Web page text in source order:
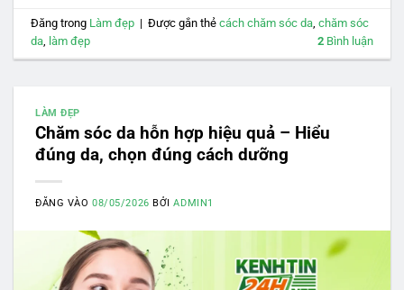
Đăng trong Làm đẹp | Được gắn thẻcách chăm sóc da,chăm sóc
da, làm đẹp 2Bình luận
LÀM ĐẸP
Chăm sóc da hỗn hợp hiệu quả – Hiểu
đúng da, chọn đúng cách dưỡng
ĐĂNG VÀO08/05/2026 BỞIADMIN1